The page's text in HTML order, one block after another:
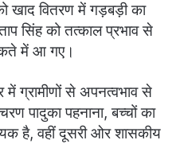
खाद वितरण में गड़बड़ी का
सिंह को तत्काल प्रभाव से
में आ गए।
ग्रामीणों से अपनत्वभाव से
पादुका पहनाना, बच्चों का
है, वहीं दूसरी ओर शासकीय